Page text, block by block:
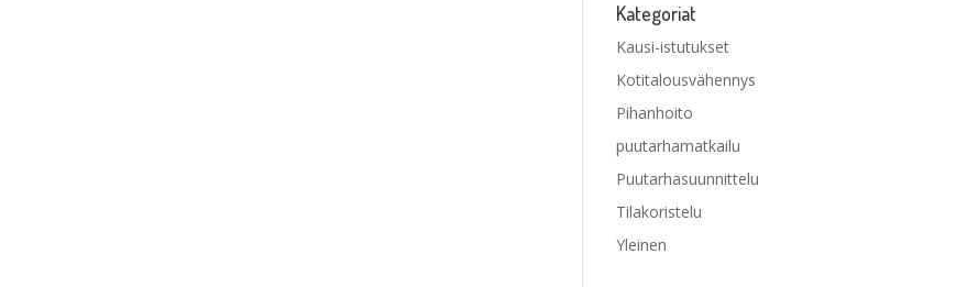
Kategoriat
Kausi-istutukset
Kotitalousvähennys
Pihanhoito
puutarhamatkailu
Puutarhasuunnittelu
Tilakoristelu
Yleinen